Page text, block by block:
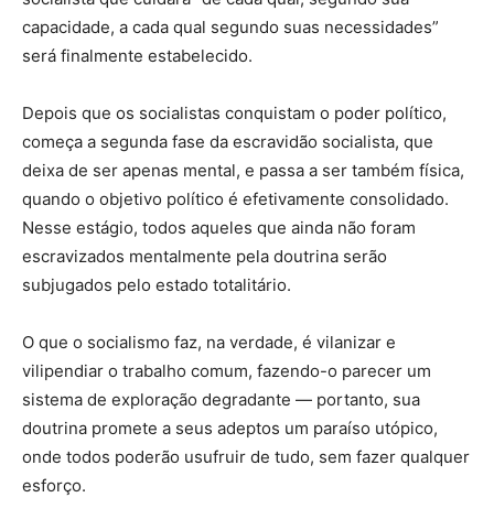
capacidade, a cada qual segundo suas necessidades”
será finalmente estabelecido.
Depois que os socialistas conquistam o poder político,
começa a segunda fase da escravidão socialista, que
deixa de ser apenas mental, e passa a ser também física,
quando o objetivo político é efetivamente consolidado.
Nesse estágio, todos aqueles que ainda não foram
escravizados mentalmente pela doutrina serão
subjugados pelo estado totalitário.
O que o socialismo faz, na verdade, é vilanizar e
vilipendiar o trabalho comum, fazendo-o parecer um
sistema de exploração degradante — portanto, sua
doutrina promete a seus adeptos um paraíso utópico,
onde todos poderão usufruir de tudo, sem fazer qualquer
esforço.